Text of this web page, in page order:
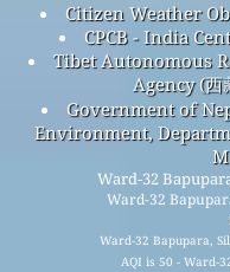
Citizen Weather
CPCB - India
Tibet Autonomous
Agency (西
Government of
Environment,
Ward-32
Ward-32
Ward-32 Bapupara,
AQI is 50 - Ward-